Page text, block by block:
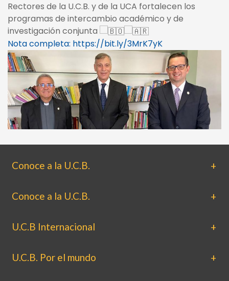
Rectores de la U.C.B. y de la UCA fortalecen los
programas de intercambio académico y de
investigación conjunta
Nota completa: https://bit.ly/3MrK7yK
Conoce a la U.C.B.
Conoce a la U.C.B.
U.C.B Internacional
U.C.B. Por el mundo